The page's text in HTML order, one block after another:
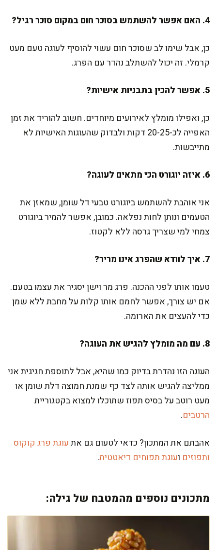
4. האם אפשר להשתמש בסוכר חום במקום סוכר רגיל?
כן, אבל שימו לב שסוכר חום עשוי להוסיף לעוגה טעם מעט
קרמלי. זה יכול להשתלב נהדר עם הפרג.
5. אפשר להכין בתבניות אישיות?
כן, ואפילו מומלץ לאירועים מיוחדים. חשוב להוריד את זמן
האפייה לכ-20-25 דקות ולבדוק שהעוגות האישיות לא
מתייבשות.
6. איזה יוגורט הכי מתאים לעוגה?
אני אוהבת להשתמש ביוגורט טבעי דל שומן, שמאזן את
הטעמים ונותן לחות נפלאה. כמובן, אפשר להמיר ביוגורט
צמחי למי שצריך גרסה ללא לקטוז.
7. איך לוודא שהפרג אינו מריר?
טעמו אותו לפני ההכנה. פרג מר וישן יסגיר את עצמו בטעם.
אם יש צורך, אפשר לחמם אותו קלות על מחבת ללא שמן
כדי להעצים את הארומה.
8. עם מה מומלץ להגיש את העוגה?
העוגה הזו נהדרת בדיוק כמו שהיא, אבל לתוספת חגיגית אני
ממליצה להגיש אותה לצד כף שמנת חמוצה דלת שומן או
מעט רוטב על בסיס תפוז שתוכלו למצוא בקטגוריית
הרטבים.
אהבתם את המתכון? כדאי לטעום גם אתעוגת פרג קוקוס
ותפוזים ועוגת תפוחים דיאטטית.
מתכונים נוספים מהמטבח של גילה: